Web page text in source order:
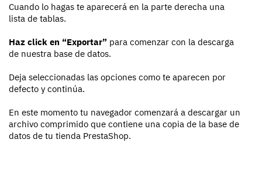
Cuando lo hagas te aparecerá en la parte derecha una
lista de tablas.
Haz click en “Exportar” para comenzar con la descarga
de nuestra base de datos.
Deja seleccionadas las opciones como te aparecen por
defecto y continúa.
En este momento tu navegador comenzará a descargar un
archivo comprimido que contiene una copia de la base de
datos de tu tienda PrestaShop.